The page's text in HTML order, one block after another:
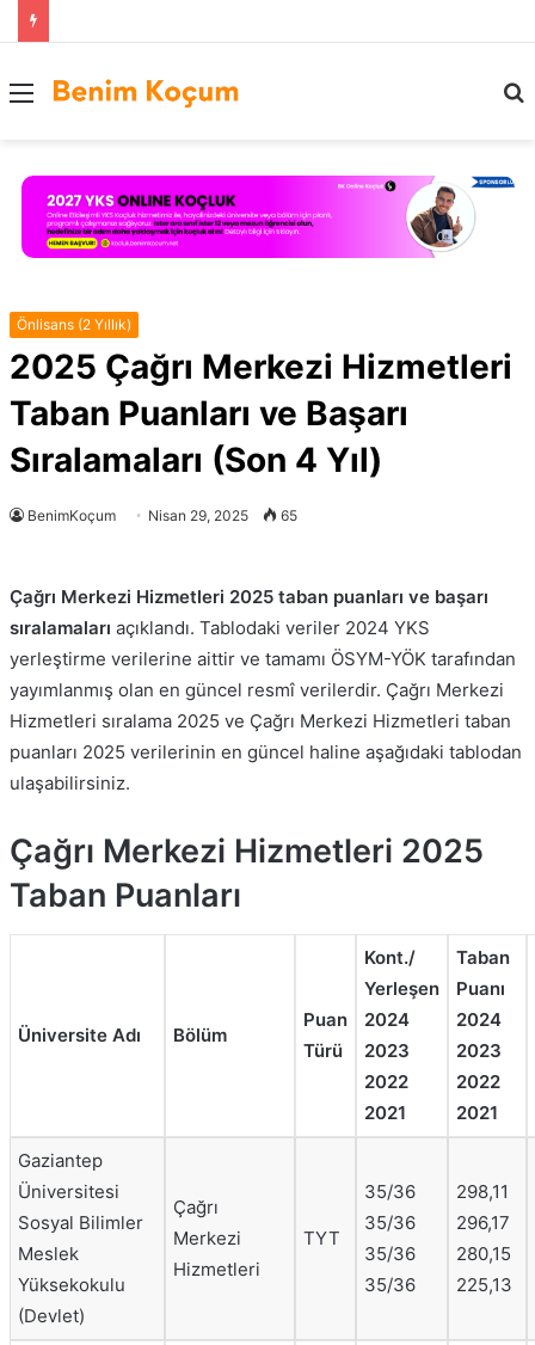
Menü
Önlisans (2 Yıllık)
2025 Çağrı Merkezi Hizmetleri
Taban Puanları ve Başarı
Sıralamaları (Son 4 Yıl)
BenimKoçum Nisan 29, 2025 65
Çağrı Merkezi Hizmetleri 2025 taban puanları ve başarı
sıralamaları açıklandı. Tablodaki veriler 2024 YKS
yerleştirme verilerine aittir ve tamamı ÖSYM-YÖK tarafından
yayımlanmış olan en güncel resmî verilerdir. Çağrı Merkezi
Hizmetleri sıralama 2025 ve Çağrı Merkezi Hizmetleri taban
puanları 2025 verilerinin en güncel haline aşağıdaki tablodan
ulaşabilirsiniz.
Çağrı Merkezi Hizmetleri 2025
Taban Puanları
Üniversite Adı Bölüm
Puan
Türü
Kont./
Yerleşen
2024
2023
2022
2021
Taban
Puanı
2024
2023
2022
2021
Gaziantep
Üniversitesi
Sosyal Bilimler
Meslek
Yüksekokulu
(Devlet)
Çağrı
Merkezi
Hizmetleri
TYT
35/36
35/36
35/36
35/36
298,11
296,17
280,15
225,13